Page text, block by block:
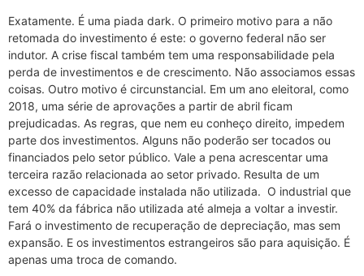
Exatamente. É uma piada dark. O primeiro motivo para a não
retomada do investimento é este: o governo federal não ser
indutor. A crise fiscal também tem uma responsabilidade pela
perda de investimentos e de crescimento. Não associamos essas
coisas. Outro motivo é circunstancial. Em um ano eleitoral, como
2018, uma série de aprovações a partir de abril ficam
prejudicadas. As regras, que nem eu conheço direito, impedem
parte dos investimentos. Alguns não poderão ser tocados ou
financiados pelo setor público. Vale a pena acrescentar uma
terceira razão relacionada ao setor privado. Resulta de um
excesso de capacidade instalada não utilizada. O industrial que
tem 40% da fábrica não utilizada até almeja a voltar a investir.
Fará o investimento de recuperação de depreciação, mas sem
expansão. E os investimentos estrangeiros são para aquisição. É
apenas uma troca de comando.